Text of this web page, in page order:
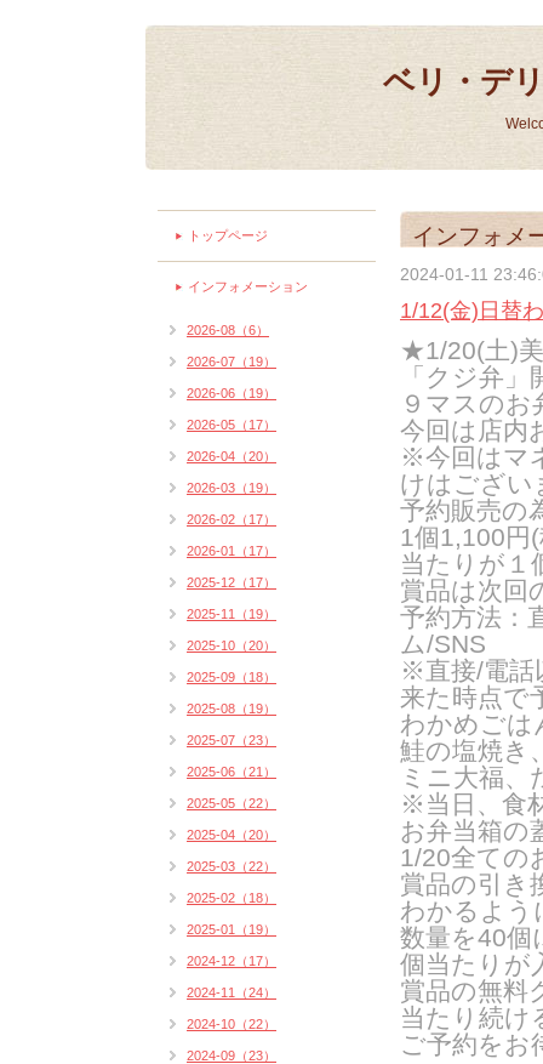
ベリ・デ
インフォメ
2024-01-11
1/12(金)日替
★1/20(土)
「クジ弁」
９マスの
今回は店内
※今回はマ
けはござい
予約販売の
1個1,100円
当たりが１
賞品は次回
予約方法：
ム/SNS
※直接/電話
来た時点で
わかめごは
鮭の塩焼き
ミニ大福、
※当日、食
お弁当箱の
1/20全ての
賞品の引き
わかるよう
数量を40個
個当たりが
賞品の無料
当たり続け
ご予約をお
トップページ
インフォメーション
2026-08（6）
2026-07（19）
2026-06（19）
2026-05（17）
2026-04（20）
2026-03（19）
2026-02（17）
2026-01（17）
2025-12（17）
2025-11（19）
2025-10（20）
2025-09（18）
2025-08（19）
2025-07（23）
2025-06（21）
2025-05（22）
2025-04（20）
2025-03（22）
2025-02（18）
2025-01（19）
2024-12（17）
2024-11（24）
2024-10（22）
2024-09（23）